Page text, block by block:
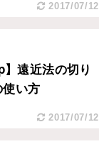
2017/07/12
】遠近法の切り
い方
2017/07/12